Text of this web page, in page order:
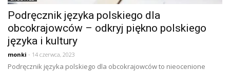
Podręcznik języka polskiego dla
obcokrajowców – odkryj piękno polskiego
języka i kultury
monki - 14 czerwca, 2023
Podręcznik języka polskiego dla obcokrajowców to nieocenione